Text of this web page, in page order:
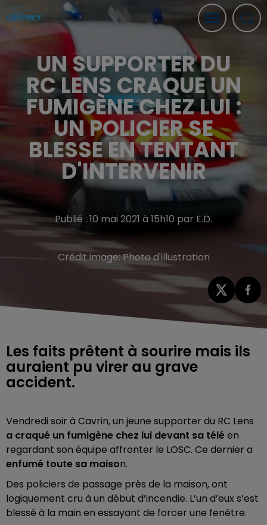
UN SUPPORTER DU
RC LENS CRAQUE UN
FUMIGÈNE CHEZ LUI :
UN POLICIER SE
BLESSE EN TENTANT
D'INTERVENIR
Publié : 10 mai 2021 à 15h10 par E.D.
Crédit image:Photo d'illustration
Les faits prêtent à sourire mais ils
auraient pu virer au grave
accident.
Vendredi soir à Cavrin, un jeune supporter du RC Lens
a craqué un fumigène chez lui devant sa téléen
regardant son équipe affronter le LOSC. Ce dernier a
enfumé toute sa maison.
Des policiers de passage près de la maison, ont
logiquement cru à un début d’incendie. L’un d’eux s’est
blessé à la main en essayant de forcer une fenêtre.